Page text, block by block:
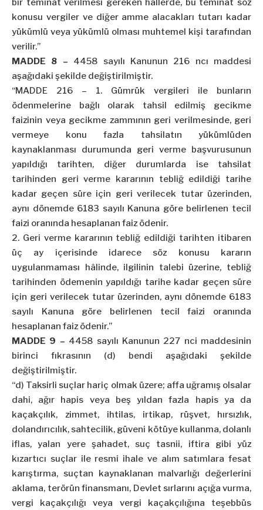
bir teminat verilmesi gereken hâllerde, bu teminat söz
konusu vergiler ve diğer amme alacakları tutarı kadar
yükümlü veya yükümlü olması muhtemel kişi tarafından
verilir.”
MADDE 8 – 4458 sayılı Kanunun 216 ncı maddesi
aşağıdaki şekilde değiştirilmiştir.
“MADDE 216 – 1. Gümrük vergileri ile bunların
ödenmelerine bağlı olarak tahsil edilmiş gecikme
faizinin veya gecikme zammının geri verilmesinde, geri
vermeye konu fazla tahsilatın yükümlüden
kaynaklanması durumunda geri verme başvurusunun
yapıldığı tarihten, diğer durumlarda ise tahsilat
tarihinden geri verme kararının tebliğ edildiği tarihe
kadar geçen süre için geri verilecek tutar üzerinden,
aynı dönemde 6183 sayılı Kanuna göre belirlenen tecil
faizi oranında hesaplanan faiz ödenir.
2. Geri verme kararının tebliğ edildiği tarihten itibaren
üç ay içerisinde idarece söz konusu kararın
uygulanmaması hâlinde, ilgilinin talebi üzerine, tebliğ
tarihinden ödemenin yapıldığı tarihe kadar geçen süre
için geri verilecek tutar üzerinden, aynı dönemde 6183
sayılı Kanuna göre belirlenen tecil faizi oranında
hesaplanan faiz ödenir.”
MADDE 9 – 4458 sayılı Kanunun 227 nci maddesinin
birinci fıkrasının (d) bendi aşağıdaki şekilde
değiştirilmiştir.
“d) Taksirli suçlar hariç olmak üzere; affa uğramış olsalar
dahi, ağır hapis veya beş yıldan fazla hapis ya da
kaçakçılık, zimmet, ihtilas, irtikap, rüşvet, hırsızlık,
dolandırıcılık, sahtecilik, güveni kötüye kullanma, dolanlı
iflas, yalan yere şahadet, suç tasnii, iftira gibi yüz
kızartıcı suçlar ile resmi ihale ve alım satımlara fesat
karıştırma, suçtan kaynaklanan malvarlığı değerlerini
aklama, terörün finansmanı, Devlet sırlarını açığa vurma,
vergi kaçakçılığı veya vergi kaçakçılığına teşebbüs